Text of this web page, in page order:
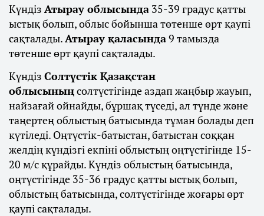
Күндіз Атырау облысында 35-39 градус қатты
ыстық болып, облыс бойынша төтенше өрт қаупі
сақталады.Атырау қаласында9 тамызда
төтенше өрт қаупі сақталады.
Күндіз Солтүстік Қазақстан
облысыныңсолтүстігінде аздап жаңбыр жауып,
найзағай ойнайды, бұршақ түседі, ал түнде және
таңертең облыстың батысында тұман болады деп
күтіледі. Оңтүстік-батыстан, батыстан соққан
желдің күндізгі екпіні облыстың оңтүстігінде 15-
20 м/с құрайды. Күндіз облыстың батысында,
оңтүстігінде 35-36 градус қатты ыстық болып,
облыстың батысында, солтүстігінде жоғары өрт
қаупі сақталады.